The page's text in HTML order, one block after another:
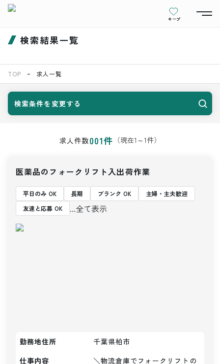
キープ
検索結果一覧
TOP 求人一覧
検索条件を変更する
求人件数001件 （現在1 ～1件）
医薬品のフォークリフト入出荷作業
平日のみ OK 長期 ブランク OK
主婦・主夫歓迎
友達と応募 OK
...全て表示
勤務地住所
千葉県柏市
仕事内容
＼物流倉庫でフォークリフトの